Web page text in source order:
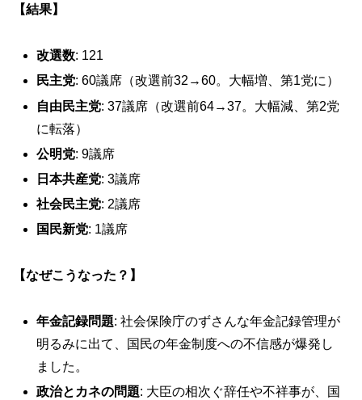
【結果】
改選数: 121
民主党: 60議席（改選前32→60。大幅増、第1党に）
自由民主党: 37議席（改選前64→37。大幅減、第2党
に転落）
公明党: 9議席
日本共産党: 3議席
社会民主党: 2議席
国民新党: 1議席
【なぜこうなった？】
年金記録問題: 社会保険庁のずさんな年金記録管理が
明るみに出て、国民の年金制度への不信感が爆発し
ました。
政治とカネの問題: 大臣の相次ぐ辞任や不祥事が、国